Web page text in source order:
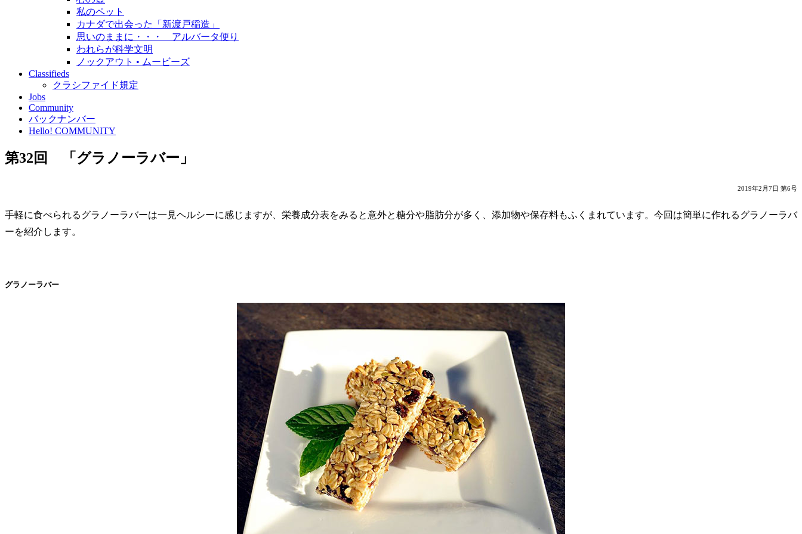
私のペット
カナダで出会った「新渡戸稲造」
思いのままに・・・ アルバータ便り
われらが科学文明
ノックアウト • ムービーズ
Classifieds
クラシファイド規定
Jobs
Community
バックナンバー
Hello! COMMUNITY
第32回 「グラノーラバー」
2019年2月7日 第6号
手軽に食べられるグラノーラバーは一見ヘルシーに感じますが、栄養成分表をみると意外と糖分や脂肪分が多く、添加物や保存料もふくまれています。今回は簡単に作れるグラノーラバ
ーを紹介します。
グラノーラバー